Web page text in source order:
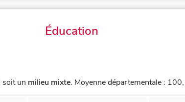
Éducation
soit un milieu mixte. Moyenne départementale :